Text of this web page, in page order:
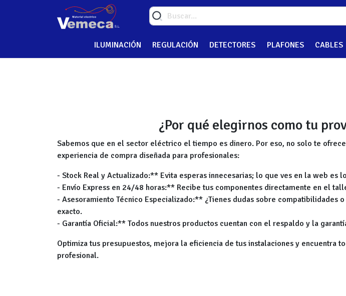
ILUMINACIÓN REGULACIÓN DETECTORES PLAFONES CABLES
¿Por qué elegirnos como tu
Sabemos que en el sector eléctrico el tiempo es dinero. Por eso, no solo te
experiencia de compra diseñada para profesionales:
- Stock Real y Actualizado:** Evita esperas innecesarias; lo que ves en la web es
- Envío Express en 24/48 horas:** Recibe tus componentes directamente en el
- Asesoramiento Técnico Especializado:** ¿Tienes dudas sobre
exacto.
- Garantía Oficial:** Todos nuestros productos cuentan con el respaldo y la
Optimiza tus presupuestos, mejora la eficiencia de tus instalaciones y
profesional.